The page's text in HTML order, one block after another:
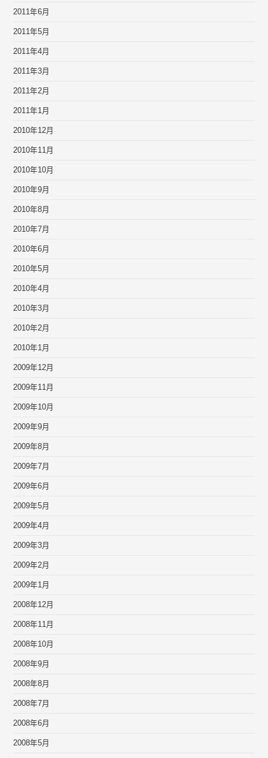
2011年6月
2011年5月
2011年4月
2011年3月
2011年2月
2011年1月
2010年12月
2010年11月
2010年10月
2010年9月
2010年8月
2010年7月
2010年6月
2010年5月
2010年4月
2010年3月
2010年2月
2010年1月
2009年12月
2009年11月
2009年10月
2009年9月
2009年8月
2009年7月
2009年6月
2009年5月
2009年4月
2009年3月
2009年2月
2009年1月
2008年12月
2008年11月
2008年10月
2008年9月
2008年8月
2008年7月
2008年6月
2008年5月